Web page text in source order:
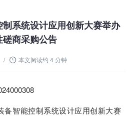
系统设计应用创新大赛举办
商采购公告
/ 本文阅读约 4 分钟
备智能控制系统设计应用创新大赛